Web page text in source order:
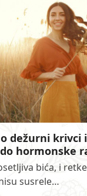
dežurni krivci
hormonske
bića, i
susrele…